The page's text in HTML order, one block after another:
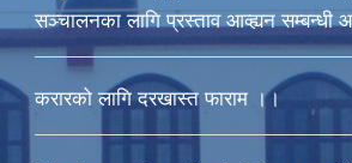
सञ्चालनका लागि प्रस्ताव आव्ह्यन सम्बन्धी
करारको लागि दरखास्त फाराम ।।